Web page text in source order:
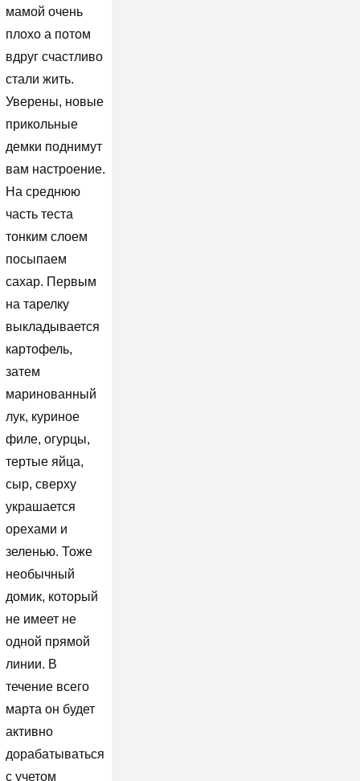
мамой очень
плохо а потом
вдруг счастливо
стали жить.
Уверены, новые
прикольные
демки поднимут
вам настроение.
На среднюю
часть теста
тонким слоем
посыпаем
сахар. Первым
на тарелку
выкладывается
картофель,
затем
маринованный
лук, куриное
филе, огурцы,
тертые яйца,
сыр, сверху
украшается
орехами и
зеленью. Тоже
необычный
домик, который
не имеет не
одной прямой
линии. В
течение всего
марта он будет
активно
дорабатываться
с учетом